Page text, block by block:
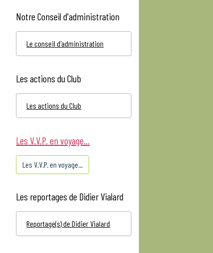
Notre Conseil d'administration
Le conseil d'administration
Les actions du Club
Les actions du Club
Les V.V.P. en voyage...
Les V.V.P. en voyage...
Les reportages de Didier Vialard
Reportage(s) de Didier Vialard